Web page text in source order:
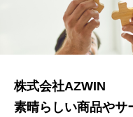
株式会社AZWIN
素晴らしい商品やサ